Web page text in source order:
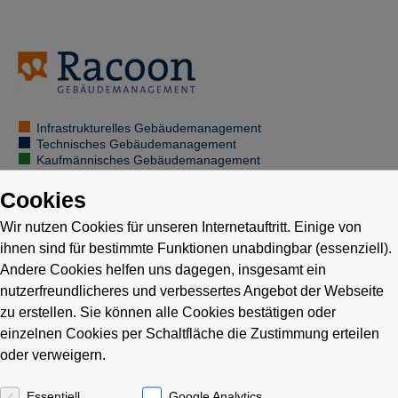
Infrastrukturelles Gebäudemanagement
Technisches Gebäudemanagement
Kaufmännisches Gebäudemanagement
Objektbuchhaltung
… im Gebäudemanagement
Unser Schwerpunkt in der Objektbuchhaltung ist die
kostenoptimierte Gebäudebewirtschaftung aus kaufmännischer
Cookies
Wir nutzen Cookies für unseren Internetauftritt. Einige von
ihnen sind für bestimmte Funktionen unabdingbar (essenziell).
Andere Cookies helfen uns dagegen, insgesamt ein
nutzerfreundlicheres und verbessertes Angebot der Webseite
zu erstellen. Sie können alle Cookies bestätigen oder
einzelnen Cookies per Schaltfläche die Zustimmung erteilen
oder verweigern.